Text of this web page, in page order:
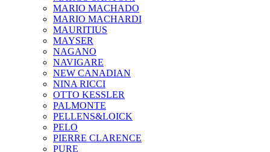
MARIO MACHADO
MARIO MACHARDI
MAURITIUS
MAYSER
NAGANO
NAVIGARE
NEW CANADIAN
NINA RICCI
OTTO KESSLER
PALMONTE
PELLENS&LOICK
PELO
PIERRE CLARENCE
PURE